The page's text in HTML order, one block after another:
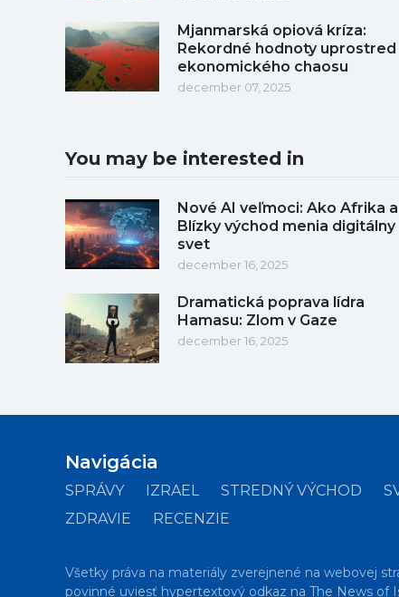
Mjanmarská opiová kríza:
Rekordné hodnoty uprostred
ekonomického chaosu
december 07, 2025
You may be interested in
Nové AI veľmoci: Ako Afrika a
Blízky východ menia digitálny
svet
december 16, 2025
Dramatická poprava lídra
Hamasu: Zlom v Gaze
december 16, 2025
Navigácia
SPRÁVY IZRAEL STREDNÝ VÝCHOD
ZDRAVIE
RECENZIE
Všetky práva na materiály zverejnené na webovej
povinné uviesť hypertextový odkaz na The News of